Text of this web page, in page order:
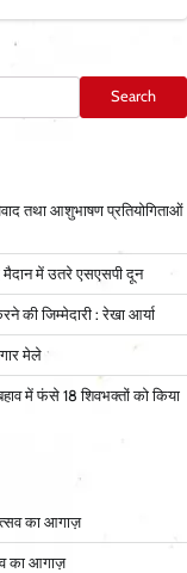
Search
तथा आशुभाषण प्रतियोगिताओं
में उतरे एसएसपी दून
की जिम्मेदारी : रेखा आर्या
मेले
में फंसे 18 शिवभक्तों को किया
का आगाज़
का आगाज़